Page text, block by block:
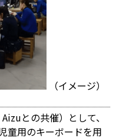
（イメージ）
との共催）として、
童用のキーボードを用